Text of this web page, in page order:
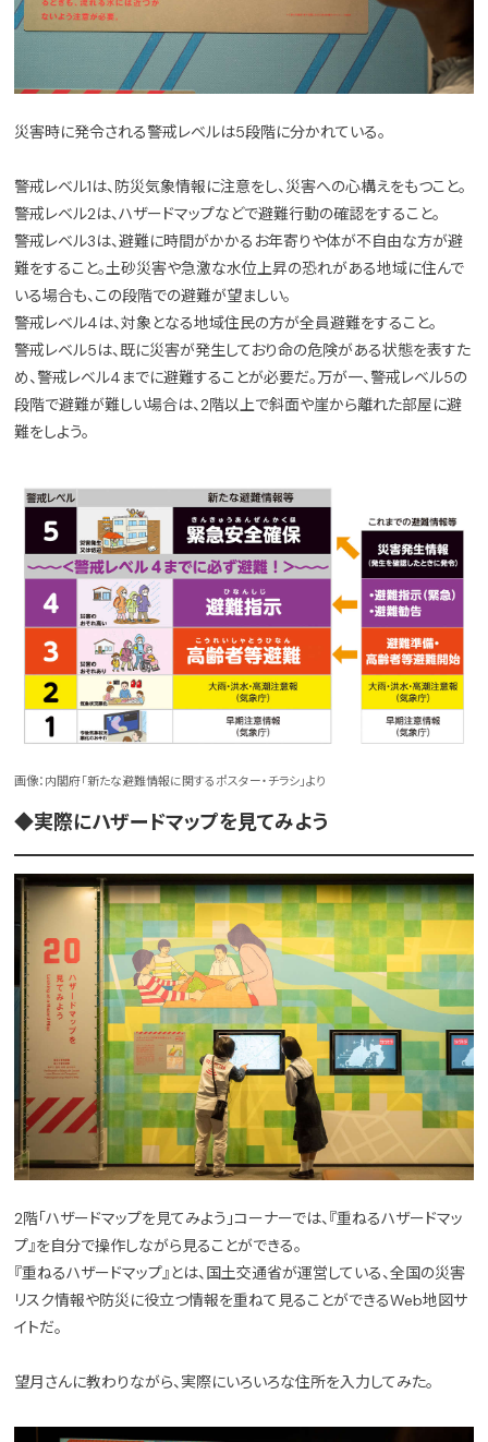
災害時に発令される警戒レベルは5段階に分かれている。
警戒レベル1は、防災気象情報に注意をし、災害への心構えをもつこと。
警戒レベル2は、ハザードマップなどで避難行動の確認をすること。
警戒レベル3は、避難に時間がかかるお年寄りや体が不自由な方が避
難をすること。土砂災害や急激な水位上昇の恐れがある地域に住んで
いる場合も、この段階での避難が望ましい。
警戒レベル4は、対象となる地域住民の方が全員避難をすること。
警戒レベル5は、既に災害が発生しており命の危険がある状態を表すた
め、警戒レベル4までに避難することが必要だ。万が一、警戒レベル5の
段階で避難が難しい場合は、2階以上で斜面や崖から離れた部屋に避
難をしよう。
画像：内閣府「新たな避難情報に関するポスター・チラシ」より
◆実際にハザードマップを見てみよう
2階「ハザードマップを見てみよう」コーナーでは、『重ねるハザードマッ
プ』を自分で操作しながら見ることができる。
『重ねるハザードマップ』とは、国土交通省が運営している、全国の災害
リスク情報や防災に役立つ情報を重ねて見ることができるWeb地図サ
イトだ。
望月さんに教わりながら、実際にいろいろな住所を入力してみた。